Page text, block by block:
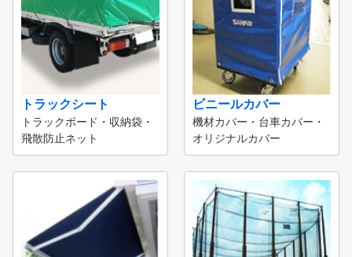
トラックシート
トラックボード・収納袋・
飛散防止ネット
ビニールカバー
機材カバー・台車カバー・
オリジナルカバー